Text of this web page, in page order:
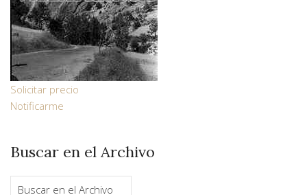
Solicitar precio
Notificarme
Buscar en el Archivo